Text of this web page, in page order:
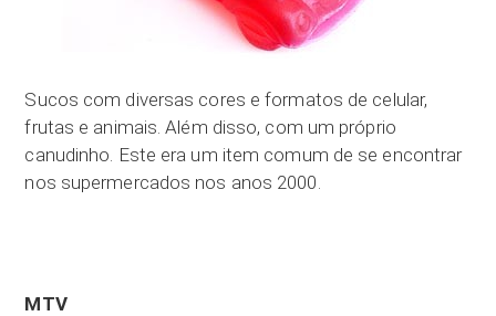
Sucos com diversas cores e formatos de celular,
frutas e animais. Além disso, com um próprio
canudinho. Este era um item comum de se encontrar
nos supermercados nos anos 2000.
MTV